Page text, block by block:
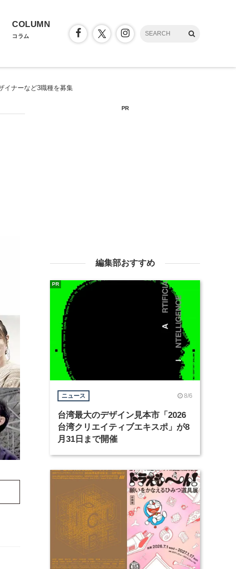
COLUMN
コラム
イナーなど3職種を募集
PR
編集部おすすめ
ニュース 8/6
台湾最大のデザイン見本市「2026
台湾クリエイティブエキスポ」が8
月31日まで開催
PR